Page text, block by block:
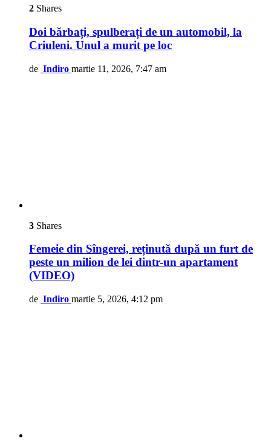
2 Shares
Doi bărbați, spulberați de un automobil, la
Criuleni. Unul a murit pe loc
de Indiro martie 11, 2026, 7:47 am
3 Shares
Femeie din Sîngerei, reținută după un furt de
peste un milion de lei dintr-un apartament
(VIDEO)
de Indiro martie 5, 2026, 4:12 pm